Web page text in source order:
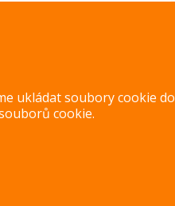
ukládat soubory cookie do
cookie.